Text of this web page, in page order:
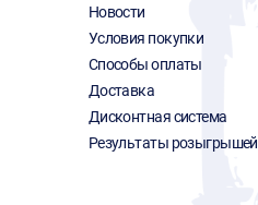
Новости
Условия покупки
Способы оплаты
Доставка
Дисконтная система
Результаты розыгрышей